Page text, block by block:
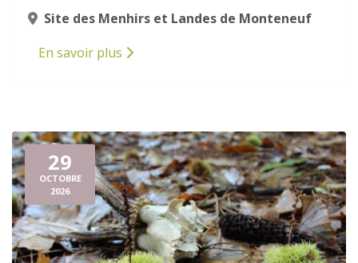
Site des Menhirs et Landes de Monteneuf
En savoir plus
29
OCTOBRE
2026